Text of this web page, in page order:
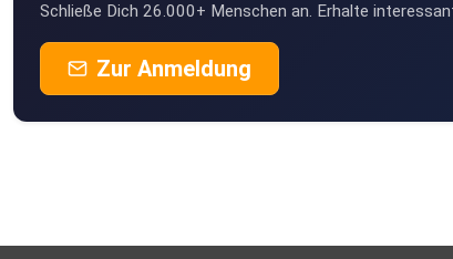
Schließe Dich 26.000+ Menschen an. Erhalte
Zur Anmeldung